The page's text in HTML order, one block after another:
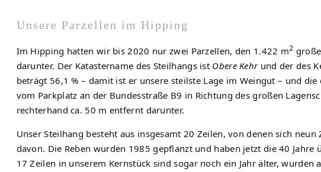
Unsere Parzellen im Hipping
Im Hipping hatten wir bis 2020 nur zwei Parzellen, den 1.422 m2
darunter. Der Katastername des Steilhangs ist Obere Kehrund der des
beträgt 56,1 % – damit ist er unsere steilste Lage im Weingut – und
vom Parkplatz an der Bundesstraße B9 in Richtung des großen
rechterhand ca. 50 m entfernt darunter.
Unser Steilhang besteht aus insgesamt 20 Zeilen, von denen sich
davon. Die Reben wurden 1985 gepflanzt und haben jetzt die 40
17 Zeilen in unserem Kernstück sind sogar noch ein Jahr älter, wurden